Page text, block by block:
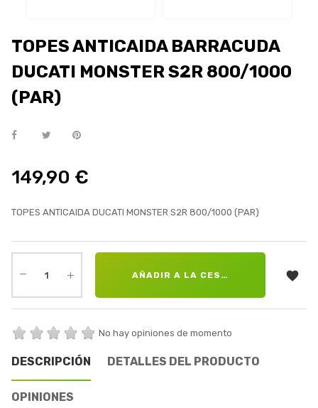
TOPES ANTICAIDA BARRACUDA
DUCATI MONSTER S2R 800/1000
(PAR)
149,90 €
TOPES ANTICAIDA DUCATI MONSTER S2R 800/1000 (PAR)
AÑADIR A LA CESTA 
No hay opiniones de momento
DESCRIPCIÓN DETALLES DEL PRODUCTO
OPINIONES